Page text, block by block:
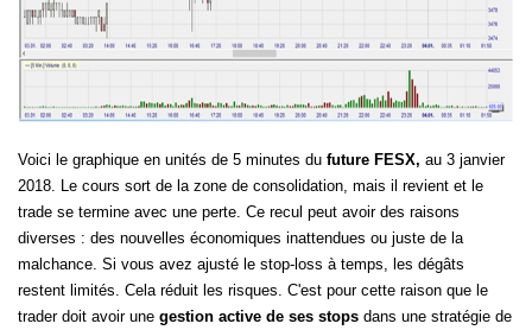
Voici le graphique en unités de 5 minutes du future FESX, au 3 janvier
2018. Le cours sort de la zone de consolidation, mais il revient et le
trade se termine avec une perte. Ce recul peut avoir des raisons
diverses : des nouvelles économiques inattendues ou juste de la
malchance. Si vous avez ajusté le stop-loss à temps, les dégâts
restent limités. Cela réduit les risques. C'est pour cette raison que le
trader doit avoir une gestion active de ses stops dans une stratégie de